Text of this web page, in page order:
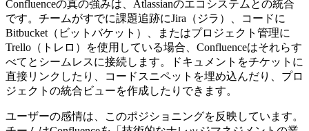
Confluenceの真の強みは、Atlassianのエコシステムとの統合
です。チームがすでに課題追跡にJira（ジラ）、コードに
Bitbucket（ビットバケット）、またはプロジェクト管理に
Trello（トレロ）を使用している場合、Confluenceはそれらす
べてとシームレスに接続します。ドキュメントをチケットに
直接リンクしたり、コードスニペットを埋め込んだり、プロ
ジェクトの統合ビューを作成したりできます。
ユーザーの感情は、このポジショニングを反映しています。